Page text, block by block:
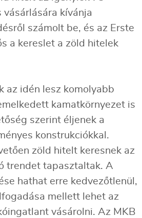
vásárlására kívánja
számolt be, és az Erste
a kereslet a zöld hitelek
az idén lesz komolyabb
kamatkörnyezet is
szerint éljenek a
konstrukciókkal.
zöld hitelt keresnek az
trendet tapasztaltak. A
hathat erre kedvezőtlenül,
mellett lehet az
vásárolni. Az MKB